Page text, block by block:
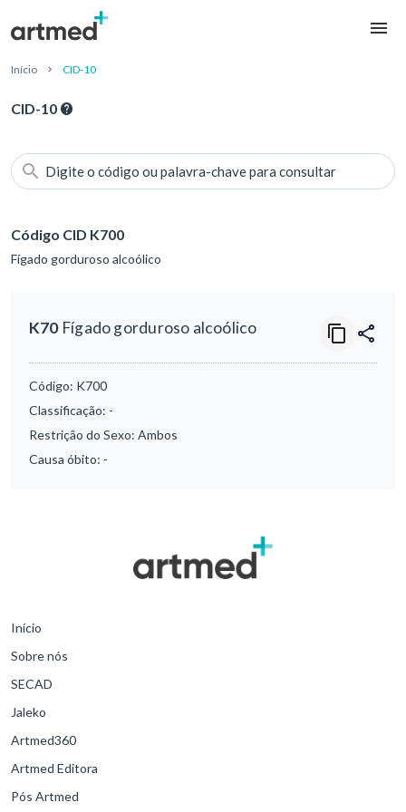
Início CID-10
CID-10
Digite o código ou palavra-chave para consultar
Código CID K700
Fígado gorduroso alcoólico
K70Fígado gorduroso alcoólico
Código: K700
Classificação: -
Restrição do Sexo: Ambos
Causa óbito: -
Início
Sobre nós
SECAD
Jaleko
Artmed360
Artmed Editora
Pós Artmed